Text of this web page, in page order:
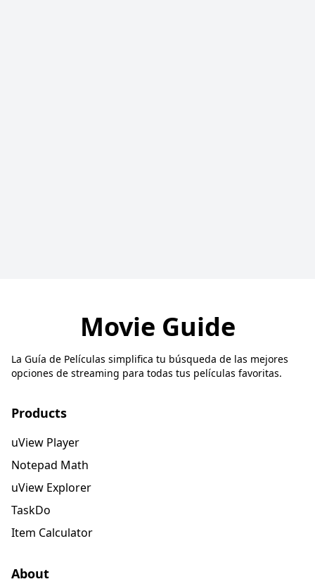
Movie Guide
La Guía de Películas simplifica tu búsqueda de las mejores
opciones de streaming para todas tus películas favoritas.
Products
uView Player
Notepad Math
uView Explorer
TaskDo
Item Calculator
About